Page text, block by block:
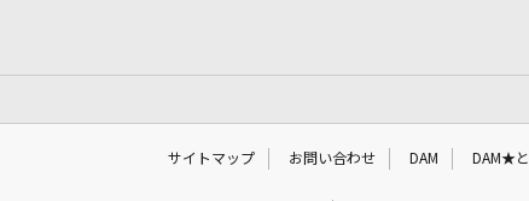
サイトマップ お問い合わせ DAM DAM★